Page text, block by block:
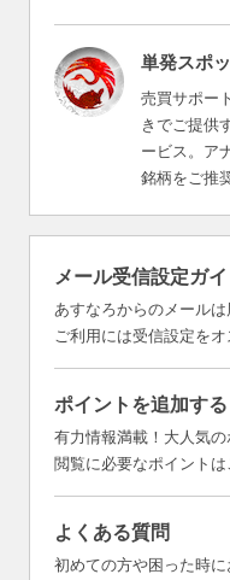
単発スポ
売買サポー
きでご提供
ービス。ア
銘柄をご推
メール受信設定ガ
あすなろからのメール
ご利用には受信設定をオ
ポイントを追加する
有力情報満載！大人気の
閲覧に必要なポイントは
よくある質問
初めての方や困った時に